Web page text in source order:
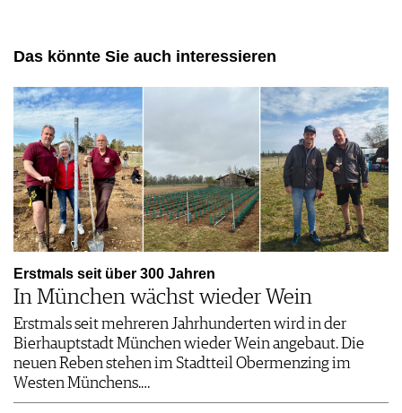
Das könnte Sie auch interessieren
Erstmals seit über 300 Jahren
In München wächst wieder Wein
Erstmals seit mehreren Jahrhunderten wird in der
Bierhauptstadt München wieder Wein angebaut. Die
neuen Reben stehen im Stadtteil Obermenzing im
Westen Münchens.…